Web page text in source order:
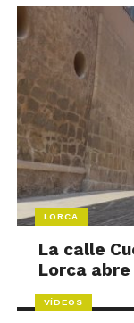
LORCA
La calle
Lorca
VÍDEOS